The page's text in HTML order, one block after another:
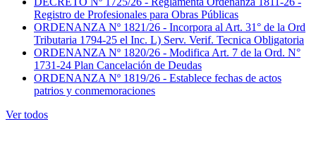
Registro de Profesionales para Obras Públicas
ORDENANZA Nº 1821/26 - Incorpora al Art. 31° de la Ord
Tributaria 1794-25 el Inc. L) Serv. Verif. Tecnica Obligatoria
ORDENANZA Nº 1820/26 - Modifica Art. 7 de la Ord. N°
1731-24 Plan Cancelación de Deudas
ORDENANZA Nº 1819/26 - Establece fechas de actos
patrios y conmemoraciones
Ver todos